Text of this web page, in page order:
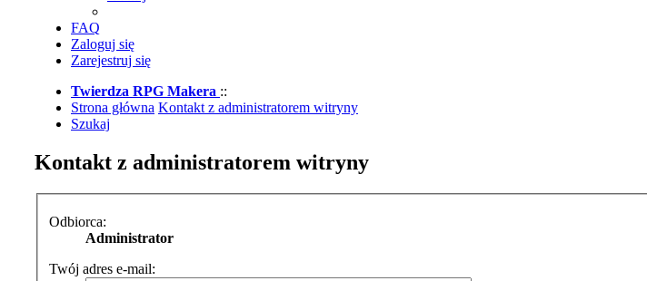
FAQ
Zaloguj się
Zarejestruj się
Twierdza RPG Makera ::
Strona główna Kontakt z administratorem witryny
Szukaj
Kontakt z administratorem witryny
Odbiorca:
Administrator
Twój adres e-mail: